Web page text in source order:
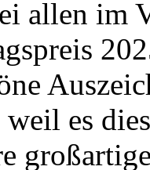
allen im
es